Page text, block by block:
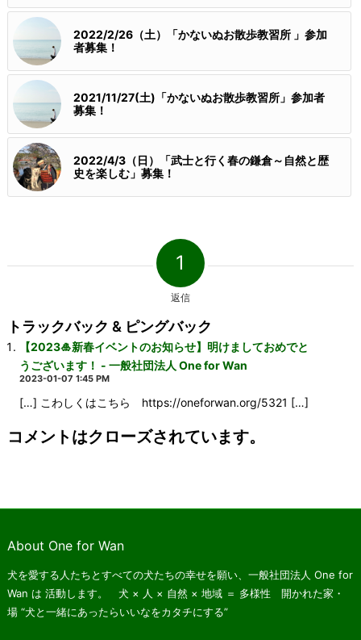
2022/2/26（土）「かないぬお散歩教習所 」参加
者募集！
2021/11/27(土)「かないぬお散歩教習所」参加者
募集！
2022/4/3（日）「武士と行く春の鎌倉～自然と歴
史を楽しむ」募集！
1
返信
トラックバック & ピングバック
【2023🎍新春イベントのお知らせ】明けましておめでと
うございます！ - 一般社団法人 One for Wan
2023-01-07 1:45 PM
[…] こわしくはこちら https://oneforwan.org/5321 […]
コメントはクローズされています。
About One for Wan
犬を愛する人たちとすべての犬たちの幸せを願い、一般社団法人 One for
Wan は 活動します。 犬 × 人 × 自然 × 地域 ＝ 多様性 開かれた家・
場“犬と一緒にあったらいいなをカタチにする”